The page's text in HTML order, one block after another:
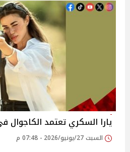
يارا السكري تعتمد
السبت 27/يونيو/2026 - 07:48 م